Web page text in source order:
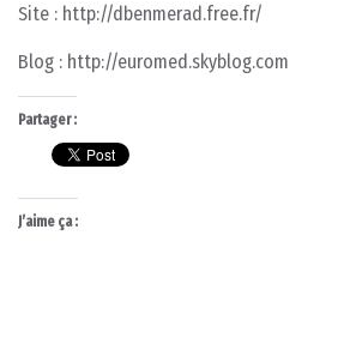
Site : http://dbenmerad.free.fr/
Blog : http://euromed.skyblog.com
Partager :
J’aime ça :